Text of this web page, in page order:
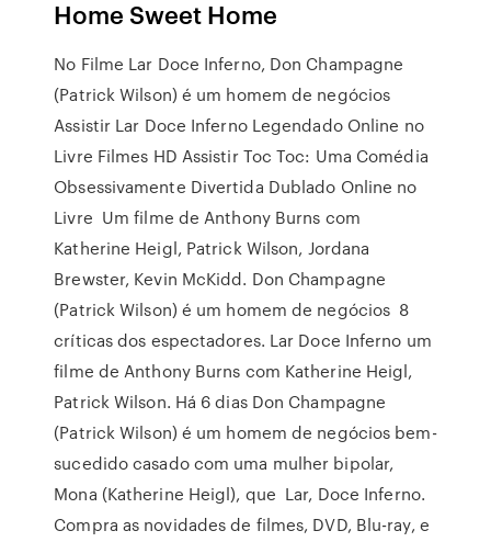
Home Sweet Home
No Filme Lar Doce Inferno, Don Champagne
(Patrick Wilson) é um homem de negócios
Assistir Lar Doce Inferno Legendado Online no
Livre Filmes HD Assistir Toc Toc: Uma Comédia
Obsessivamente Divertida Dublado Online no
Livre Um filme de Anthony Burns com
Katherine Heigl, Patrick Wilson, Jordana
Brewster, Kevin McKidd. Don Champagne
(Patrick Wilson) é um homem de negócios 8
críticas dos espectadores. Lar Doce Inferno um
filme de Anthony Burns com Katherine Heigl,
Patrick Wilson. Há 6 dias Don Champagne
(Patrick Wilson) é um homem de negócios bem-
sucedido casado com uma mulher bipolar,
Mona (Katherine Heigl), que Lar, Doce Inferno.
Compra as novidades de filmes, DVD, Blu-ray, e